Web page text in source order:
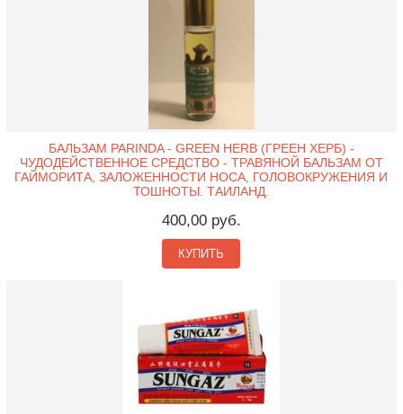
БАЛЬЗАМ PARINDA - GREEN HERB (ГРЕЕН ХЕРБ) -
ЧУДОДЕЙСТВЕННОЕ СРЕДСТВО - ТРАВЯНОЙ БАЛЬЗАМ ОТ
ГАЙМОРИТА, ЗАЛОЖЕННОСТИ НОСА, ГОЛОВОКРУЖЕНИЯ И
ТОШНОТЫ. ТАИЛАНД.
400,00 руб.
КУПИТЬ